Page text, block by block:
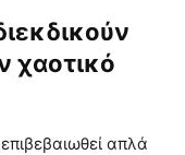
χαοτικό
απλά